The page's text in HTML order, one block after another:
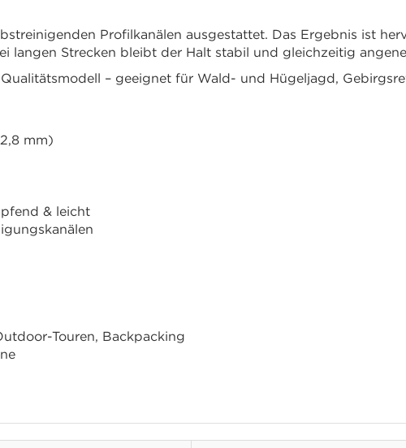
Profilkanälen ausgestattet. Das Ergebnis ist
langen Strecken bleibt der Halt stabil und gleichzeitig
– geeignet für Wald- und Hügeljagd,
mm)
& leicht
Touren, Backpacking